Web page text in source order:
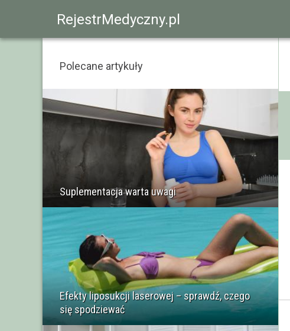
RejestrMedyczny.pl
Polecane artykuły
Suplementacja warta uwagi
Efekty liposukcji laserowej – sprawdź, czego
się spodziewać